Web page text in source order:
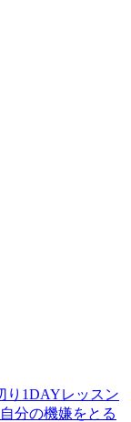
1DAYレッスン
分の機嫌をとる